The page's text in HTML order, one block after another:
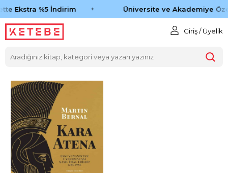
Ekstra %5 İndirim Üniversite ve Akademiye
Giriş / Üyelik